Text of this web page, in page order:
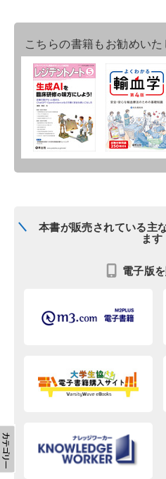
こちらの書籍もお勧めい
本書が販売されている主
ます
電子版